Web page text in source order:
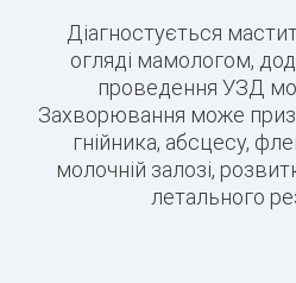
Діагностується
огляді мамологом,
проведення УЗД
Захворювання може
гнійника, абсцесу,
молочній залозі,
летального